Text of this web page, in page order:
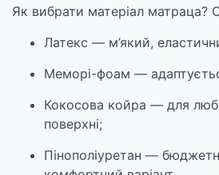
Як вибрати матеріал матраца?
Латекс — м’який,
Меморі-фоам —
Кокосова койра — для
поверхні;
Пінополіуретан —